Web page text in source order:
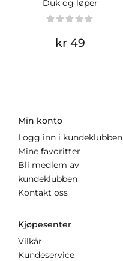
Duk og løper
kr 49
Min konto
Logg inn i kundeklubben
Mine favoritter
Bli medlem av
kundeklubben
Kontakt oss
Kjøpesenter
Vilkår
Kundeservice